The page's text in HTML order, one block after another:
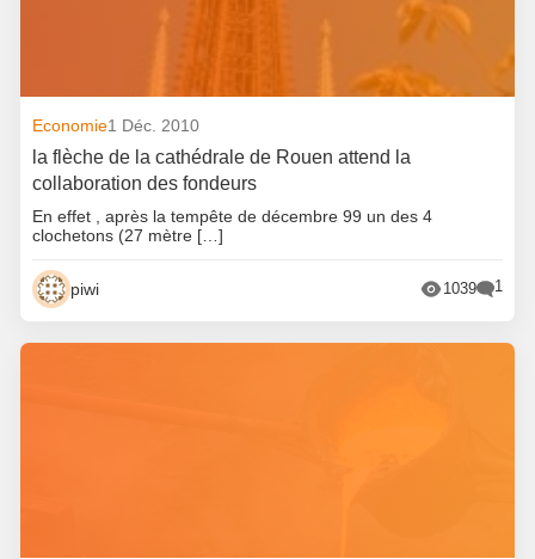
Economie1 Déc. 2010
la flèche de la cathédrale de Rouen attend la
collaboration des fondeurs
En effet , après la tempête de décembre 99 un des 4
clochetons (27 mètre […]
piwi 1039 1